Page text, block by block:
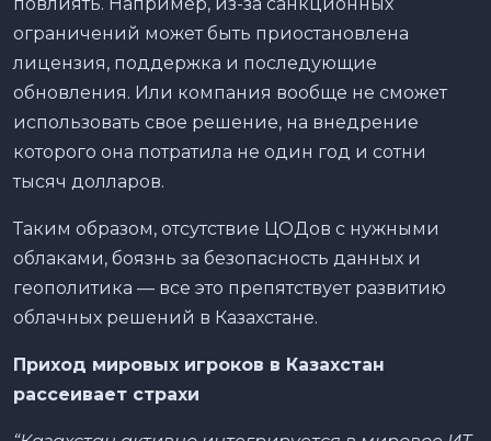
ограничений может быть приостановлена
лицензия, поддержка и последующие
обновления. Или компания вообще не сможет
использовать свое решение, на внедрение
которого она потратила не один год и сотни
тысяч долларов.
Таким образом, отсутствие ЦОДов с нужными
облаками, боязнь за безопасность данных и
геополитика — все это препятствует развитию
облачных решений в Казахстане.
Приход мировых игроков в Казахстан
рассеивает страхи